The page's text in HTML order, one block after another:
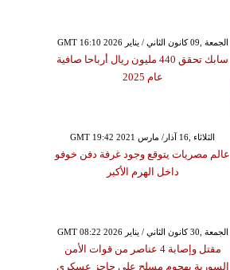
GMT 16:10 2026 الجمعة ,09 كانون الثاني / يناير
سابك تحقق 440 مليون ريال أرباحا صافية
عام 2025
GMT 19:42 2021 الثلاثاء ,16 آذار/ مارس
عالم مصريات يتوقع وجود غرفة دفن خوفو
داخل الهرم الأكبر
GMT 08:22 2026 الجمعة ,30 كانون الثاني / يناير
مقتل وإصابة 4 عناصر من قوات الأمن
السورية بهجوم مسلح على حاجز عسكري